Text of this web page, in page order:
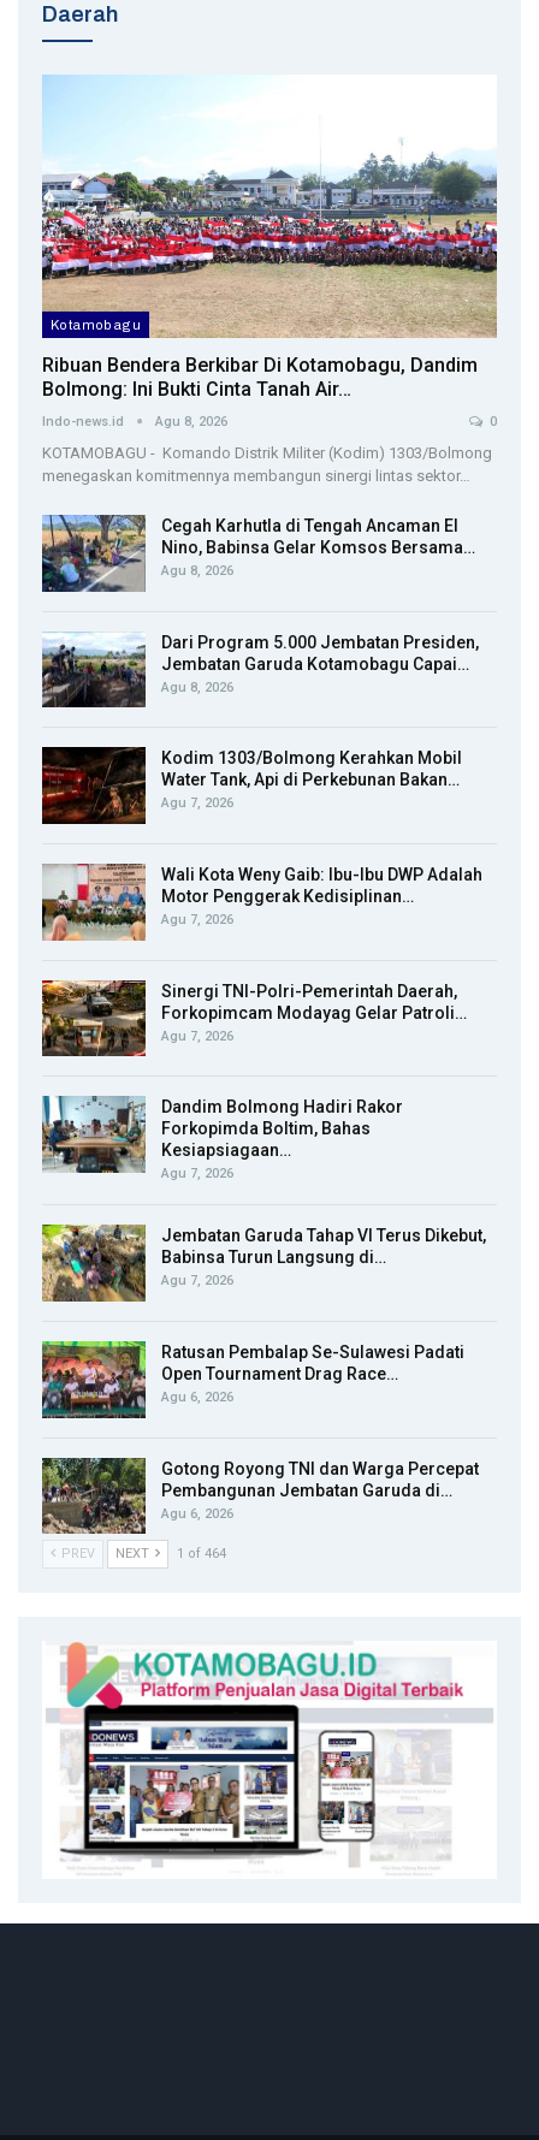
Daerah
Kotamobagu
Ribuan Bendera Berkibar Di Kotamobagu, Dandim
Bolmong: Ini Bukti Cinta Tanah Air…
Indo-news.id Agu 8, 2026 0
KOTAMOBAGU - Komando Distrik Militer (Kodim) 1303/Bolmong
menegaskan komitmennya membangun sinergi lintas sektor…
Cegah Karhutla di Tengah Ancaman El
Nino, Babinsa Gelar Komsos Bersama…
Agu 8, 2026
Dari Program 5.000 Jembatan Presiden,
Jembatan Garuda Kotamobagu Capai…
Agu 8, 2026
Kodim 1303/Bolmong Kerahkan Mobil
Water Tank, Api di Perkebunan Bakan…
Agu 7, 2026
Wali Kota Weny Gaib: Ibu-Ibu DWP Adalah
Motor Penggerak Kedisiplinan…
Agu 7, 2026
Sinergi TNI-Polri-Pemerintah Daerah,
Forkopimcam Modayag Gelar Patroli…
Agu 7, 2026
Dandim Bolmong Hadiri Rakor
Forkopimda Boltim, Bahas
Kesiapsiagaan…
Agu 7, 2026
Jembatan Garuda Tahap VI Terus Dikebut,
Babinsa Turun Langsung di…
Agu 7, 2026
Ratusan Pembalap Se-Sulawesi Padati
Open Tournament Drag Race…
Agu 6, 2026
Gotong Royong TNI dan Warga Percepat
Pembangunan Jembatan Garuda di…
Agu 6, 2026
PREV NEXT 1 of 464